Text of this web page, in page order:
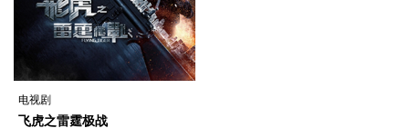
电视剧
飞虎之雷霆极战